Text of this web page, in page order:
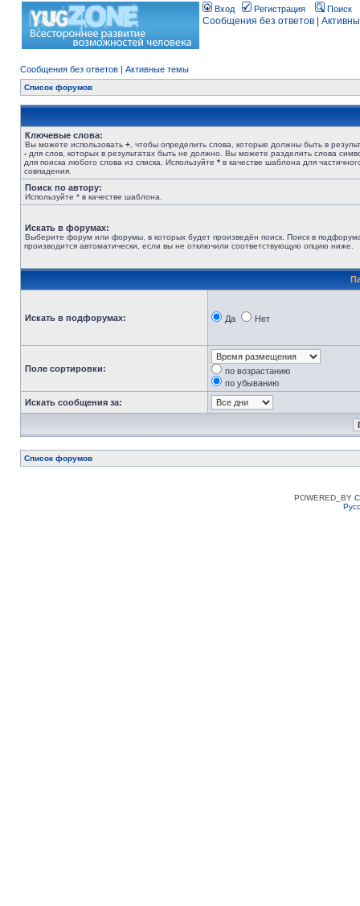
Вход Регистрация Поиск
Сообщения без ответов
Сообщения без ответов | Активные темы
Список форумов
Ключевые слова:
Вы можете использовать + , чтобы определить слова, которые должны быть в
- для слов, которых в результатах быть не должно. Вы можете разделить слова
для поиска любого слова из списка. Используйте * в качестве шаблона для
совпадения.
Поиск по автору:
Используйте * в качестве шаблона.
Искать в форумах:
Выберите форум или форумы, в которых будет произведён поиск. Поиск в
производится автоматически, если вы не отключили соответствующую опцию ниже.
Искать в подфорумах: Да Нет
Поле сортировки:
по возрастанию
по убыванию
Искать сообщения за:
Список форумов
POWERED_BY